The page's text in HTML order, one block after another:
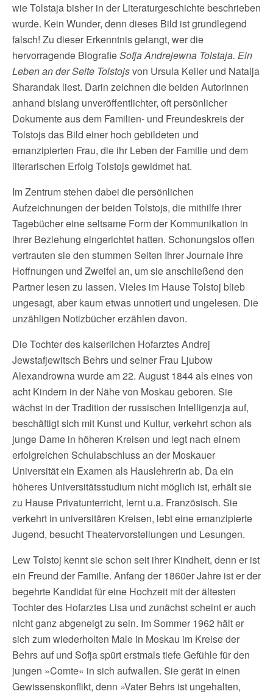
wie Tolstaja bisher in der Literaturgeschichte beschrieben
wurde. Kein Wunder, denn dieses Bild ist grundlegend
falsch! Zu dieser Erkenntnis gelangt, wer die
hervorragende BiografieSofja Andrejewna Tolstaja. Ein
Leben an der Seite Tolstojsvon Ursula Keller und Natalja
Sharandak liest. Darin zeichnen die beiden Autorinnen
anhand bislang unveröffentlichter, oft persönlicher
Dokumente aus dem Familien- und Freundeskreis der
Tolstojs das Bild einer hoch gebildeten und
emanzipierten Frau, die ihr Leben der Familie und dem
literarischen Erfolg Tolstojs gewidmet hat.
Im Zentrum stehen dabei die persönlichen
Aufzeichnungen der beiden Tolstojs, die mithilfe ihrer
Tagebücher eine seltsame Form der Kommunikation in
ihrer Beziehung eingerichtet hatten. Schonungslos offen
vertrauten sie den stummen Seiten Ihrer Journale ihre
Hoffnungen und Zweifel an, um sie anschließend den
Partner lesen zu lassen. Vieles im Hause Tolstoj blieb
ungesagt, aber kaum etwas unnotiert und ungelesen. Die
unzähligen Notizbücher erzählen davon.
Die Tochter des kaiserlichen Hofarztes Andrej
Jewstafjewitsch Behrs und seiner Frau Ljubow
Alexandrowna wurde am 22. August 1844 als eines von
acht Kindern in der Nähe von Moskau geboren. Sie
wächst in der Tradition der russischen Intelligenzja auf,
beschäftigt sich mit Kunst und Kultur, verkehrt schon als
junge Dame in höheren Kreisen und legt nach einem
erfolgreichen Schulabschluss an der Moskauer
Universität ein Examen als Hauslehrerin ab. Da ein
höheres Universitätsstudium nicht möglich ist, erhält sie
zu Hause Privatunterricht, lernt u.a. Französisch. Sie
verkehrt in universitären Kreisen, lebt eine emanzipierte
Jugend, besucht Theatervorstellungen und Lesungen.
Lew Tolstoj kennt sie schon seit ihrer Kindheit, denn er ist
ein Freund der Familie. Anfang der 1860er Jahre ist er der
begehrte Kandidat für eine Hochzeit mit der ältesten
Tochter des Hofarztes Lisa und zunächst scheint er auch
nicht ganz abgeneigt zu sein. Im Sommer 1962 hält er
sich zum wiederholten Male in Moskau im Kreise der
Behrs auf und Sofja spürt erstmals tiefe Gefühle für den
jungen »Comte« in sich aufwallen. Sie gerät in einen
Gewissenskonflikt, denn »Vater Behrs ist ungehalten,